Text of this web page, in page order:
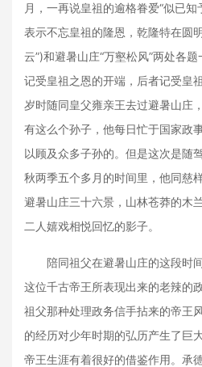
月，一再说皇祖的逾格眷爱“似已
表示不忘皇祖的隆恩，乾隆特在圆
云”)和避暑山庄“万壑松风”两处各
记受皇祖之恩的开端，后者记受皇
岁时随同皇父雍亲王去过避暑山庄
有这么个孙子，他每日忙于国家政
以顾及众多子孙的。但是这次是随
秋两季五个多月的时间里，他同慈
避暑山庄三十六景，山林苍莽的木
二人嬉戏相悦回忆的影子。
陪同祖父在避暑山庄的这段时间
这位千古帝王所表现出来的老辣的
祖父那种处理政务信手拈来的帝王
的经历对少年时期的弘历产生了巨
帝王生涯有着很好的借鉴作用。承